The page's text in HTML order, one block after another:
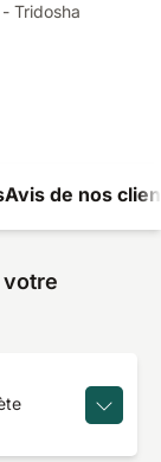
Tridosha
Avis de nos